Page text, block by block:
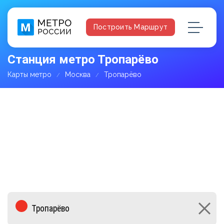
Построить Маршрут
Станция метро Тропарёво
Карты метро Москва Тропарёво